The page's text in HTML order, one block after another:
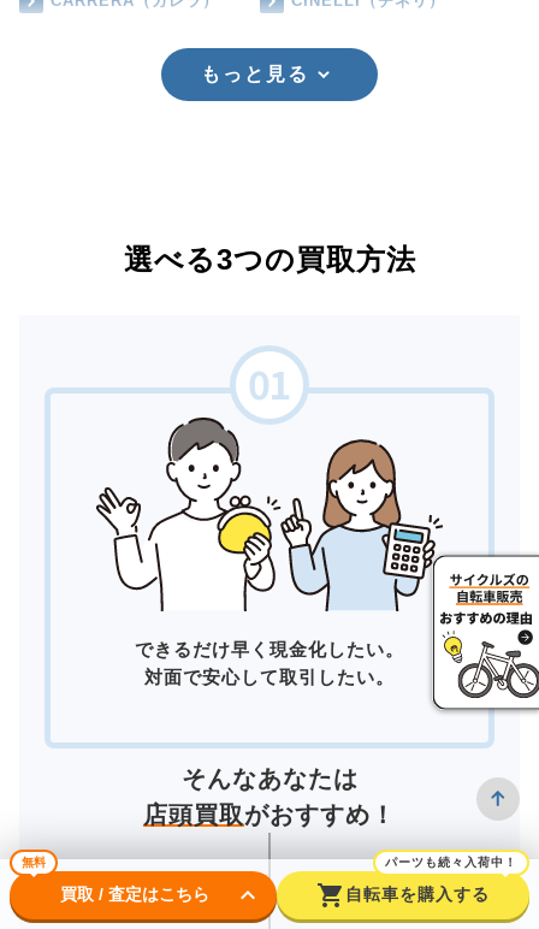
もっと見る
選べる3つの買取方法
できるだけ早く現金化したい。
対面で安心して取引したい。
そんなあなたは
店頭買取がおすすめ！
無料
買取 / 査定はこちら keyboard_arrow_down shopping_cart
パーツも続々入荷中！
自転車を購入する